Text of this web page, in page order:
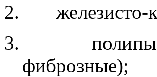
2.
железисто-
3.
фиброзные);